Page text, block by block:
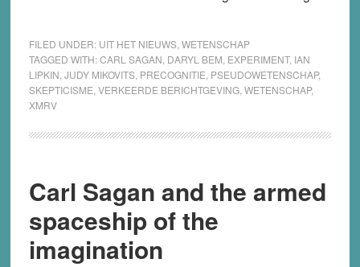
FILED UNDER: UIT HET NIEUWS, WETENSCHAP
TAGGED WITH:CARL SAGAN DARYL BEM EXPERIMENT, IAN
LIPKIN JUDY MIKOVITS, PRECOGNITIE PSEUDOWETENSCHAP,
SKEPTICISME VERKEERDE BERICHTGEVING, WETENSCHAP,
XMRV
Carl Sagan and the armed
spaceship of the
imagination